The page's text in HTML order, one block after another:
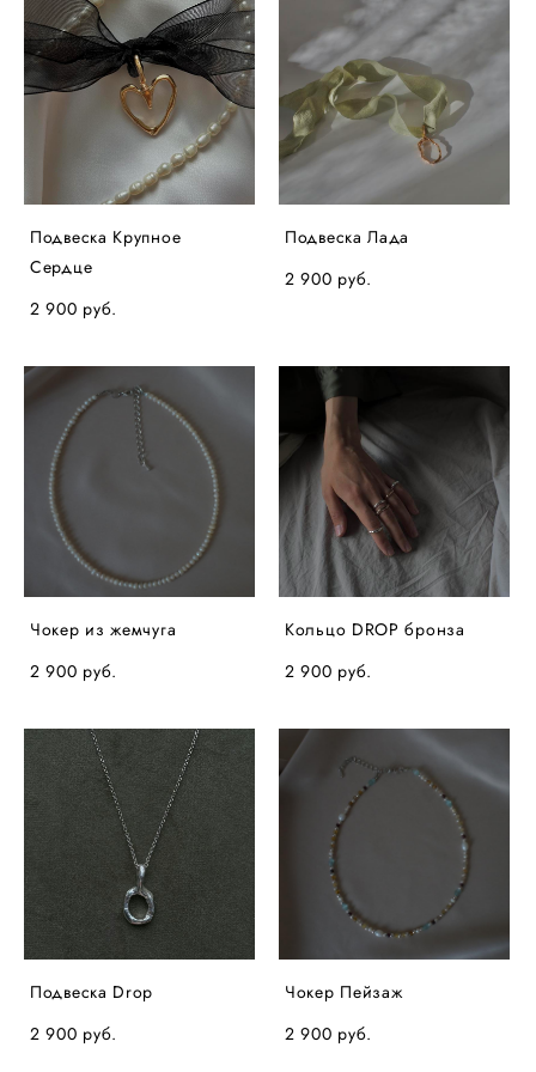
Подвеска Крупное
Сердце
2 900 pуб.
Подвеска Лада
2 900 pуб.
Чокер из жемчуга
2 900 pуб.
Кольцо DROP бронза
2 900 pуб.
Подвеска Drop
2 900 pуб.
Чокер Пейзаж
2 900 pуб.